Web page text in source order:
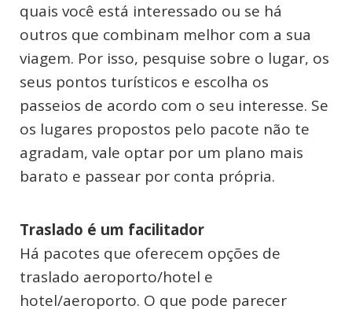
quais você está interessado ou se há
outros que combinam melhor com a sua
viagem. Por isso, pesquise sobre o lugar, os
seus pontos turísticos e escolha os
passeios de acordo com o seu interesse. Se
os lugares propostos pelo pacote não te
agradam, vale optar por um plano mais
barato e passear por conta própria.
Traslado é um facilitador
Há pacotes que oferecem opções de
traslado aeroporto/hotel e
hotel/aeroporto. O que pode parecer